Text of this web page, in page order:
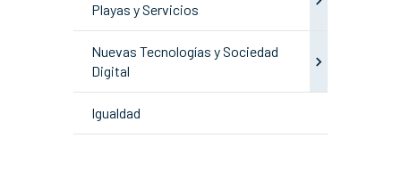
Playas y Servicios
Nuevas Tecnologías y Sociedad
Digital
Igualdad